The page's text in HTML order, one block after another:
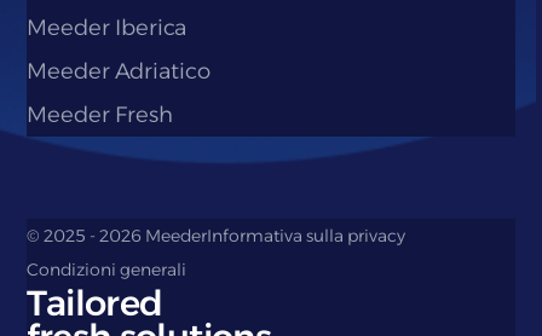
Meeder Iberica
Meeder Adriatico
Meeder Fresh
© 2025 - 2026 MeederInformativa sulla privacy
Condizioni generali
Tailored